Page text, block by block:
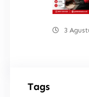
3
Tags